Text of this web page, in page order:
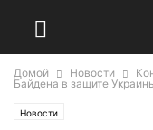
Домой Новости
Байдена в защите
Новости